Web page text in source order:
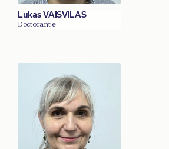
Lukas VAISVILAS
Doctorant·e